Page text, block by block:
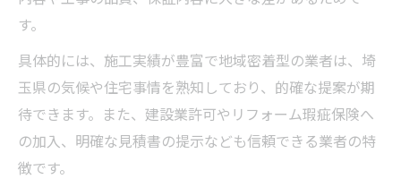
す。
具体的には、施工実績が豊富で地域密着型の業者は、埼
玉県の気候や住宅事情を熟知しており、的確な提案が期
待できます。また、建設業許可やリフォーム瑕疵保険へ
の加入、明確な見積書の提示なども信頼できる業者の特
徴です。